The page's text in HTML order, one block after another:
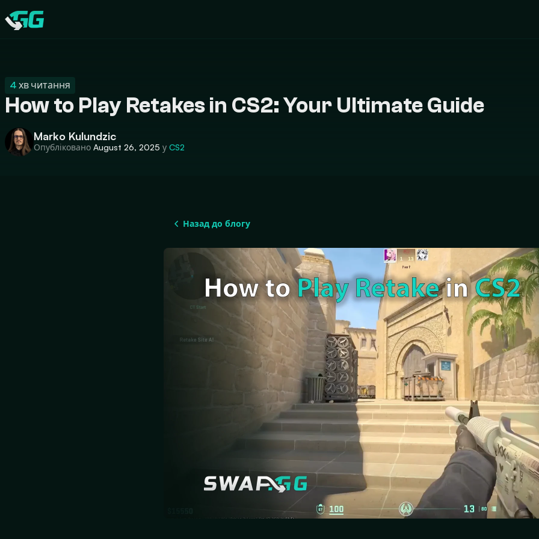
Swap.gg
CATEGORIES
4 хв читання
How to Play Retakes in CS2: Your Ultimate Guide
Marko Kulundzic
Опубліковано August 26, 2025 у CS2
Назад до блогу